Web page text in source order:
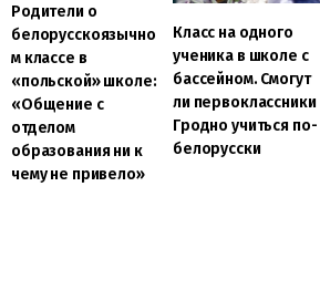
Родители о
белорусскоязычно
м классе в
«польской» школе:
«Общение с
отделом
образования ни к
чему не привело»
Класс на одного
ученика в школе с
бассейном. Смогут
ли первоклассники
Гродно учиться по-
белорусски